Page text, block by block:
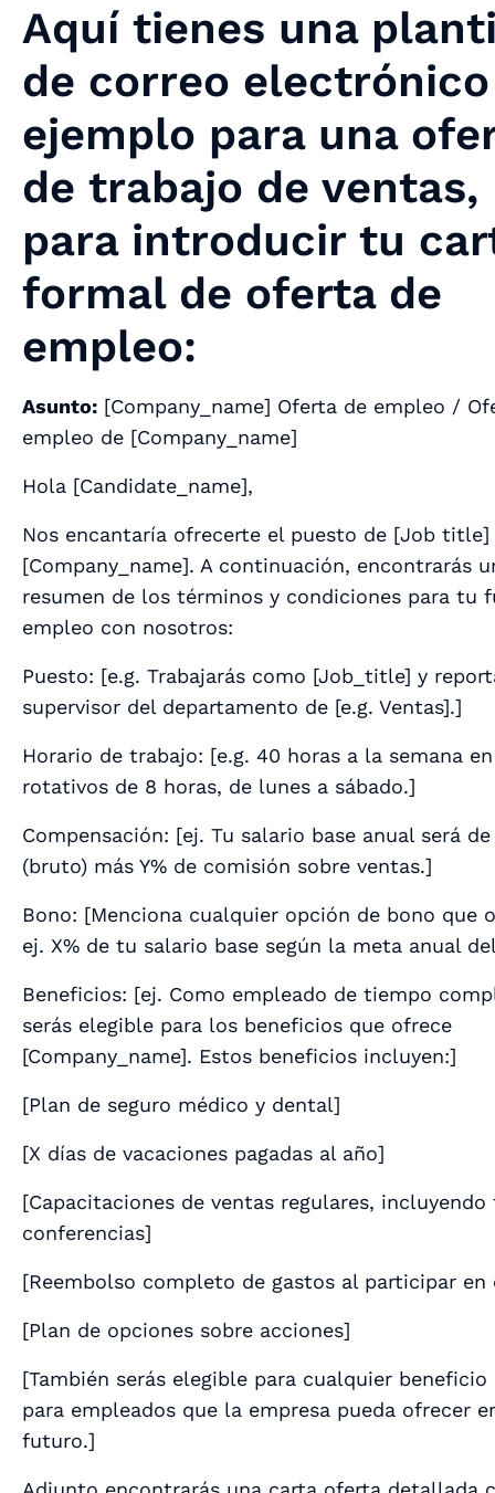
Aquí tienes una
de correo
ejemplo para una
de trabajo de ventas,
para introducir tu
formal de oferta de
empleo:
Asunto: [Company_name] Oferta de empleo /
empleo de [Company_name]
Hola [Candidate_name],
Nos encantaría ofrecerte el puesto de [Job title]
[Company_name]. A continuación, encontrarás
resumen de los términos y condiciones para tu
empleo con nosotros:
Puesto: [e.g. Trabajarás como [Job_title] y
supervisor del departamento de [e.g. Ventas].]
Horario de trabajo: [e.g. 40 horas a la semana
rotativos de 8 horas, de lunes a sábado.]
Compensación: [ej. Tu salario base anual será de
(bruto) más Y% de comisión sobre ventas.]
Bono: [Menciona cualquier opción de bono que
ej. X% de tu salario base según la meta anual
Beneficios: [ej. Como empleado de tiempo
serás elegible para los beneficios que ofrece
[Company_name]. Estos beneficios incluyen:]
[Plan de seguro médico y dental]
[X días de vacaciones pagadas al año]
[Capacitaciones de ventas regulares,
conferencias]
[Reembolso completo de gastos al participar en
[Plan de opciones sobre acciones]
[También serás elegible para cualquier beneficio
para empleados que la empresa pueda ofrecer
futuro.]